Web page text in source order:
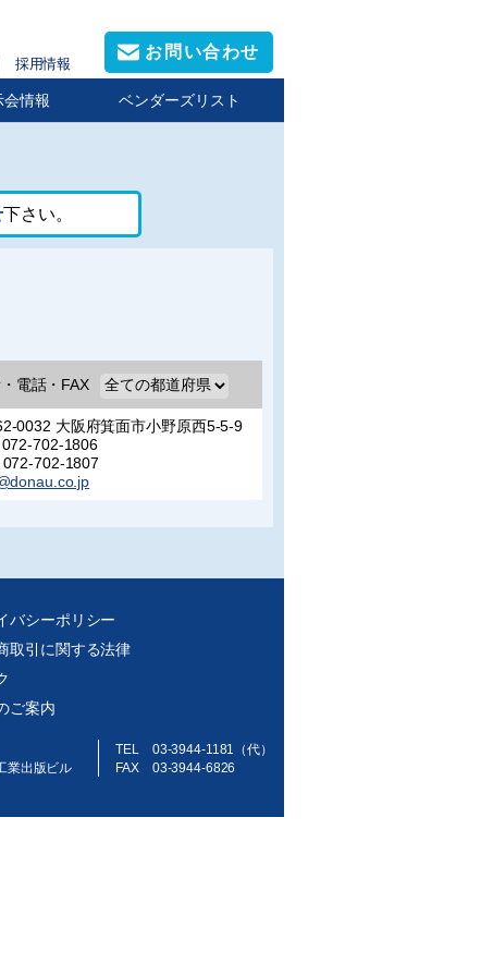
採用情報
お問い合わせ
会情報 ベンダーズリスト
下さい。
電話・FAX
0032 大阪府箕面市小野原西5-5-9
702-1806
072-702-1807
バシーポリシー
取引に関する法律
ご案内
業出版ビル
TEL 03-3944-1181（代）
FAX 03-3944-6826